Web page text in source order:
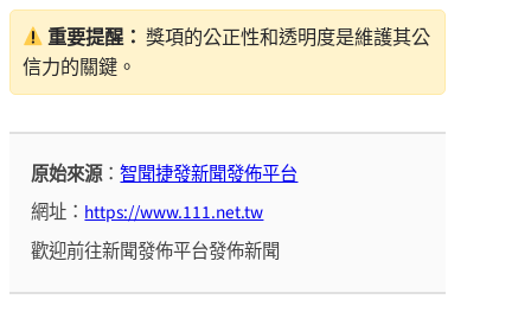
重要提醒： 獎項的公正性和透明度是維護其公
信力的關鍵。
原始來源：智聞捷發新聞發佈平台
網址： https://www.111.net.tw
歡迎前往新聞發佈平台發佈新聞